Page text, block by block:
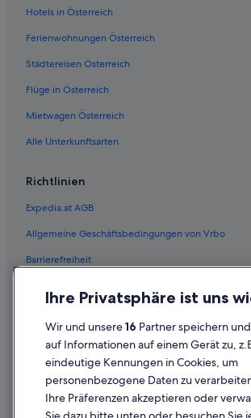
Hotels in Österreich
Ferienwohnungen Österreich
Städtereisen Österreich
Flüge in Österreich
Mietwagen Österreich
Alle Unterkunftsarten
Richtlinien
Expedia.at AGB
Allgemeine Geschäftsbedingungen von Vrbo
Barrierefreiheit
Rechtliche Hinweise/Kontakt
Inhaltsrichtlinien und Melden von Inhalten
Ihre Privatsphäre ist uns
Wir und unsere16 Partner speichern
auf Informationen auf einem Gerät zu,
eindeutige Kennungen in Cookies, um
personenbezogene Daten zu
Ihre Präferenzen akzeptieren oder